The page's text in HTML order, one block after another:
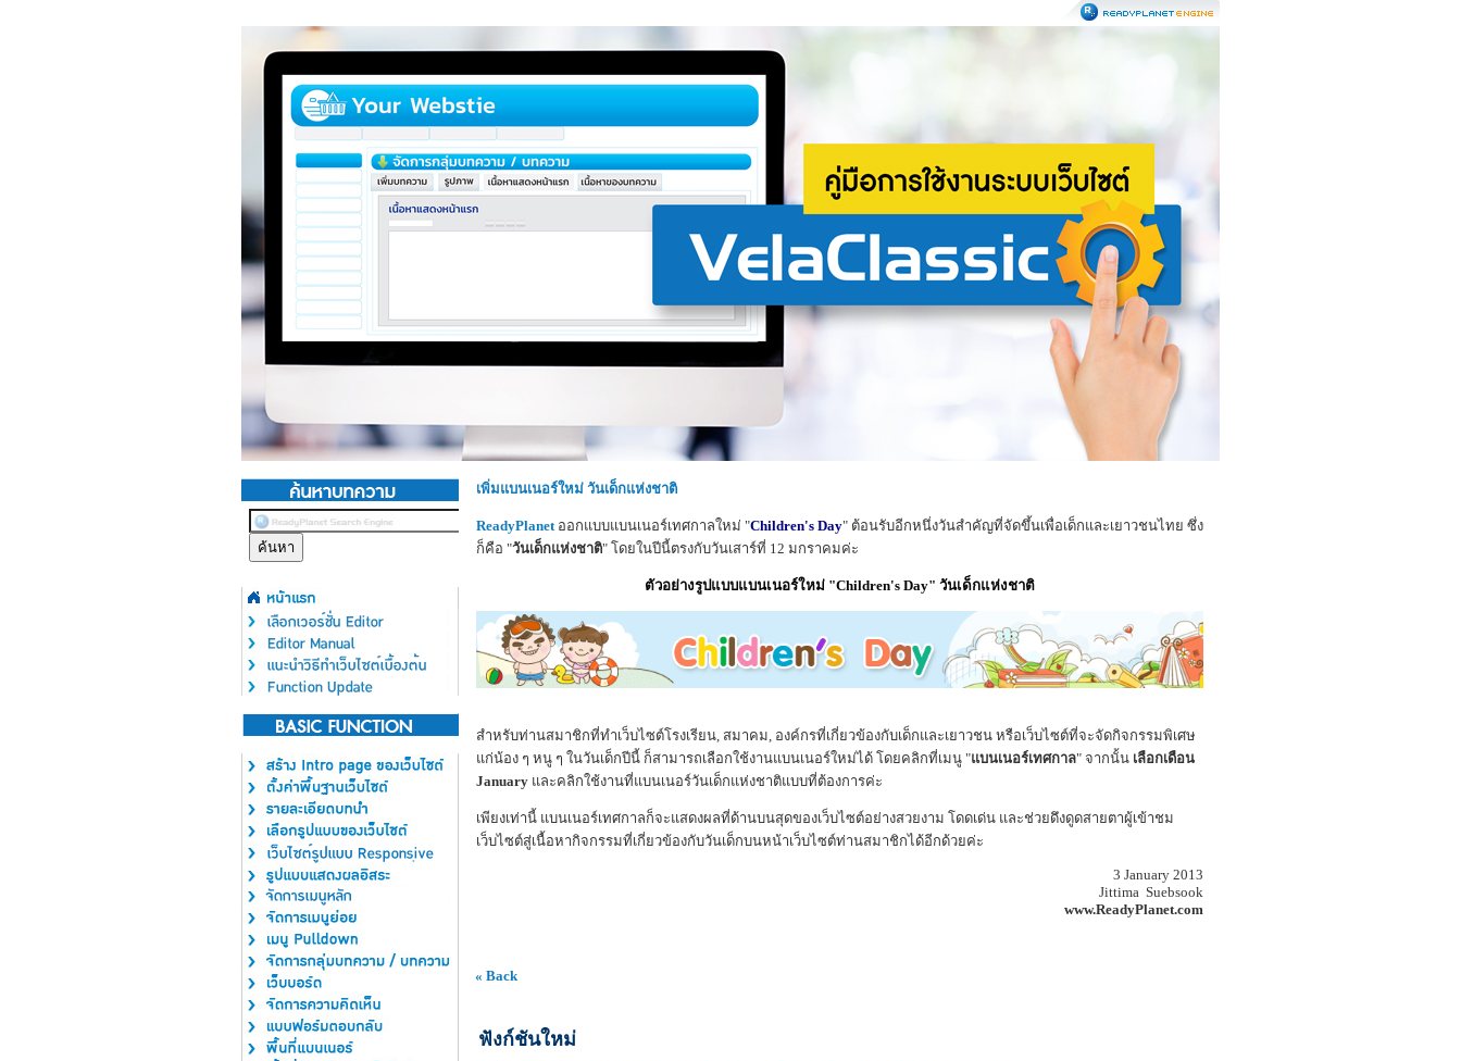
เพิ่มแบนเนอร์ใหม่ วันเด็กแห่งชาติ
ReadyPlanetออกแบบแบนเนอร์เทศกาลใหม่ "Children's Day" ต้อนรับอีกหนึ่งวันสำคัญที่จัดขึ้นเพื่อเด็กและเยาวชนไทย ซึ่ง
ก็คือ "วันเด็กแห่งชาติ" โดยในปีนี้ตรงกับวันเสาร์ที่ 12 มกราคมค่ะ
ตัวอย่างรูปแบบแบนเนอร์ใหม่ "Children's Day" วันเด็กแห่งชาติ
สำหรับท่านสมาชิกที่ทำเว็บไซต์โรงเรียน, สมาคม, องค์กรที่เกี่ยวข้องกับเด็กและเยาวชน หรือเว็บไซต์ที่จะจัดกิจกรรมพิเศษ
แก่น้อง ๆ หนู ๆ ในวันเด็กปีนี้ ก็สามารถเลือกใช้งานแบนเนอร์ใหม่ได้ โดยคลิกที่เมนู "แบนเนอร์เทศกาล" จากนั้น เลือกเดือน
Januaryและคลิกใช้งานที่แบนเนอร์วันเด็กแห่งชาติแบบที่ต้องการค่ะ
เพียงเท่านี้ แบนเนอร์เทศกาลก็จะแสดงผลที่ด้านบนสุดของเว็บไซต์อย่างสวยงาม โดดเด่น และช่วยดึงดูดสายตาผู้เข้าชม
เว็บไซต์สู่เนื้อหากิจกรรมที่เกี่ยวข้องกับวันเด็กบนหน้าเว็บไซต์ท่านสมาชิกได้อีกด้วยค่ะ
3 January 2013
Jittima Suebsook
www.ReadyPlanet.com
« Back
ฟังก์ชันใหม่